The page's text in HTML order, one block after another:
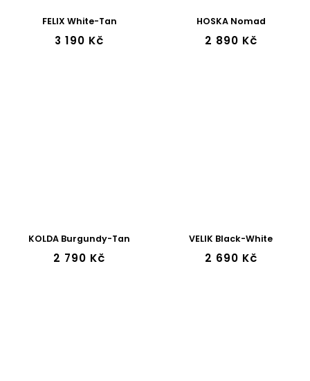
FELIX White-Tan
3 190 Kč
HOSKA Nomad
2 890 Kč
KOLDA Burgundy-Tan
2 790 Kč
VELIK Black-White
2 690 Kč